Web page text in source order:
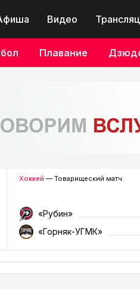
Видео
Плавание
Хоккей — Товарищеский матч
«Рубин»
«Горняк-УГМК»